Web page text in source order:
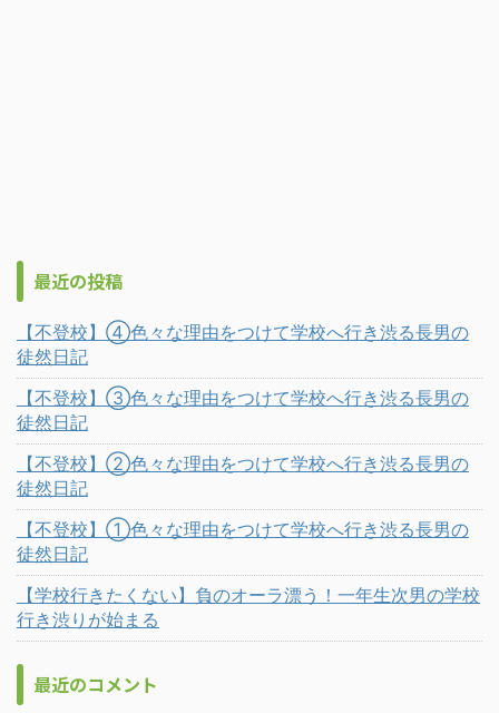
最近の投稿
【不登校】④色々な理由をつけて学校へ行き渋る長男の
徒然日記
【不登校】③色々な理由をつけて学校へ行き渋る長男の
徒然日記
【不登校】②色々な理由をつけて学校へ行き渋る長男の
徒然日記
【不登校】①色々な理由をつけて学校へ行き渋る長男の
徒然日記
【学校行きたくない】負のオーラ漂う！一年生次男の学校
行き渋りが始まる
最近のコメント